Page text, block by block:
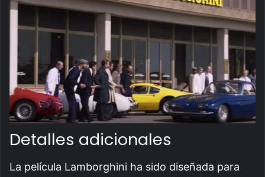
Detalles adicionales
La película Lamborghini ha sido diseñada para